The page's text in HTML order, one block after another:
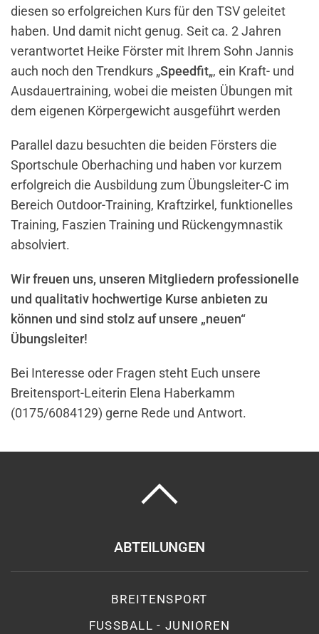
diesen so erfolgreichen Kurs für den TSV geleitet
haben. Und damit nicht genug. Seit ca. 2 Jahren
verantwortet Heike Förster mit Ihrem Sohn Jannis
auch noch den Trendkurs „Speedfit„, ein Kraft- und
Ausdauertraining, wobei die meisten Übungen mit
dem eigenen Körpergewicht ausgeführt werden
Parallel dazu besuchten die beiden Försters die
Sportschule Oberhaching und haben vor kurzem
erfolgreich die Ausbildung zum Übungsleiter-C im
Bereich Outdoor-Training, Kraftzirkel, funktionelles
Training, Faszien Training und Rückengymnastik
absolviert.
Wir freuen uns, unseren Mitgliedern professionelle
und qualitativ hochwertige Kurse anbieten zu
können und sind stolz auf unsere „neuen“
Übungsleiter!
Bei Interesse oder Fragen steht Euch unsere
Breitensport-Leiterin Elena Haberkamm
(0175/6084129) gerne Rede und Antwort.
ABTEILUNGEN
BREITENSPORT
FUSSBALL - JUNIOREN